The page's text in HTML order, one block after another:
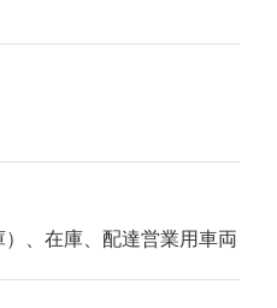
、在庫、配達営業用車両